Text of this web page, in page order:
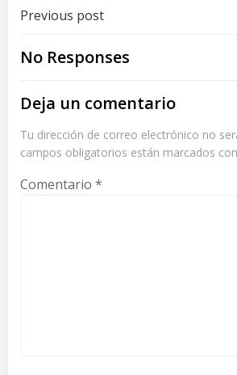
Post
navigation
Previous post
No Responses
Deja un comentario
Tu dirección de correo electrónico no
campos obligatorios están marcados con
Comentario *